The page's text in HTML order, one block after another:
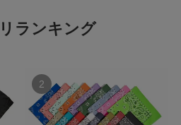
ランキング